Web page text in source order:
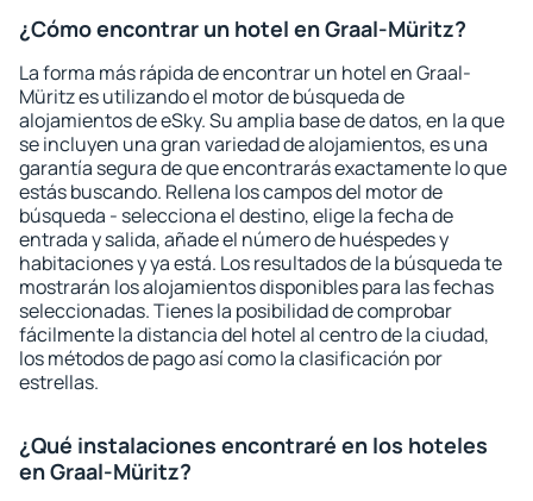
¿Cómo encontrar un hotel en Graal-Müritz?
La forma más rápida de encontrar un hotel en Graal-
Müritz es utilizando el motor de búsqueda de
alojamientos de eSky. Su amplia base de datos, en la que
se incluyen una gran variedad de alojamientos, es una
garantía segura de que encontrarás exactamente lo que
estás buscando. Rellena los campos del motor de
búsqueda - selecciona el destino, elige la fecha de
entrada y salida, añade el número de huéspedes y
habitaciones y ya está. Los resultados de la búsqueda te
mostrarán los alojamientos disponibles para las fechas
seleccionadas. Tienes la posibilidad de comprobar
fácilmente la distancia del hotel al centro de la ciudad,
los métodos de pago así como la clasificación por
estrellas.
¿Qué instalaciones encontraré en los hoteles
en Graal-Müritz?